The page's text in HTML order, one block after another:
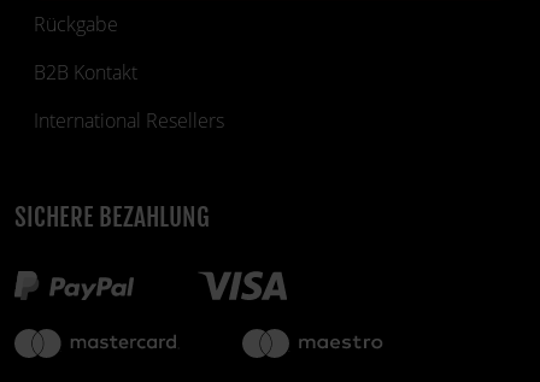
Rückgabe
B2B Kontakt
International Resellers
SICHERE BEZAHLUNG